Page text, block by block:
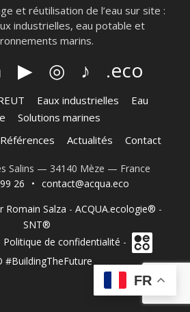
et réutilisation de l’eau sur site :
industrielles, eau potable et
marins.
▶ ◎ ♪ .eco
Eaux industrielles
Eau
Solutions marines
Références Actualités Contact
Salins — 34140 Mèze — France
26
• contact@acqua.eco
Romain Salza - ACQUA.ecologie® -
SNT®
Politique de confidentialité -
#BuildingTheFuture
FR